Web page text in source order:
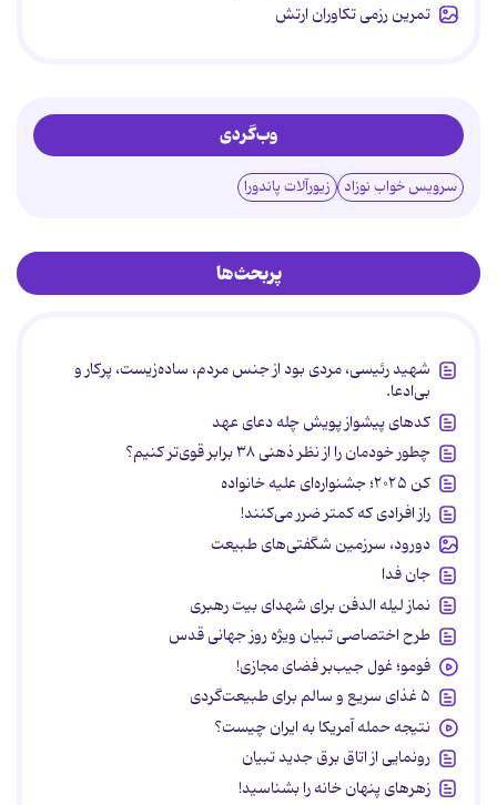
تمرین رزمی تکاوران ارتش
وب‌گردی
سرویس خواب نوزاد زیورآلات پاندورا
پربحث‌ها
شهید رئیسی، مردی بود از جنس مردم، ساده‌زیست، پرکار و
بی‌ادعا.
کدهای پیشواز پویش چله دعای عهد
چطور خودمان را از نظر ذهنی ۳۸ برابر قوی‌تر کنیم؟
کن ۲۰۲۵؛ جشنواره‌ای علیه خانواده
راز افرادی که کمتر ضرر می‌کنند!
دورود، سرزمین شگفتی‌های طبیعت
جان فدا
نماز لیله الدفن برای شهدای بیت رهبری
طرح اختصاصی تبیان ویژه روز جهانی قدس
فومو؛ غول جیب‌بر فضای مجازی!
۵ غذای سریع و سالم برای طبیعت‌گردی
نتیجه حمله آمریکا به ایران چیست؟
رونمایی از اتاق برق جدید تبیان
زهرهای پنهان خانه را بشناسید!